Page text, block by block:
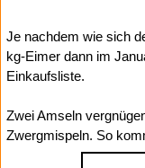
Je nachdem wie sich
kg-Eimer dann im
Einkaufsliste.
Zwei Amseln
Zwergmispeln. So